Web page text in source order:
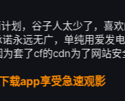
划，谷子人太少了，喜
永远无广，单纯用爱发
套了cf的cdn为了网站安
载app享受急速观影